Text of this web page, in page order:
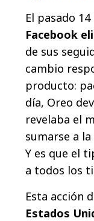
El pasado
Facebook
de sus
cambio
producto:
día, Oreo
revelaba el
sumarse a
Y es que el
a todos los
Esta acción
Estados